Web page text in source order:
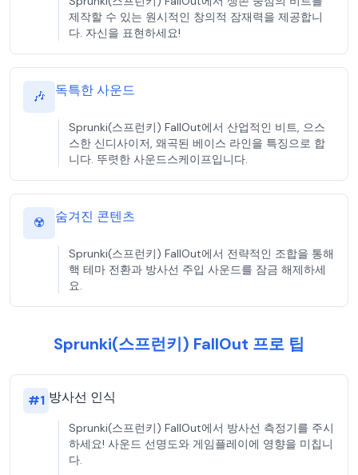
제작할 수 있는 원시적인 창의적 잠재력을 제공합니
다. 자신을 표현하세요!
🎶 독특한 사운드
Sprunki(스프런키) FallOut에서 산업적인 비트, 으스
스한 신디사이저, 왜곡된 베이스 라인을 특징으로 합
니다. 뚜렷한 사운드스케이프입니다.
☢️ 숨겨진 콘텐츠
Sprunki(스프런키) FallOut에서 전략적인 조합을 통해
핵 테마 전환과 방사선 주입 사운드를 잠금 해제하세
요.
Sprunki(스프런키) FallOut 프로 팁
#1 방사선 인식
Sprunki(스프런키) FallOut에서 방사선 측정기를 주시
하세요! 사운드 선명도와 게임플레이에 영향을 미칩니
다.